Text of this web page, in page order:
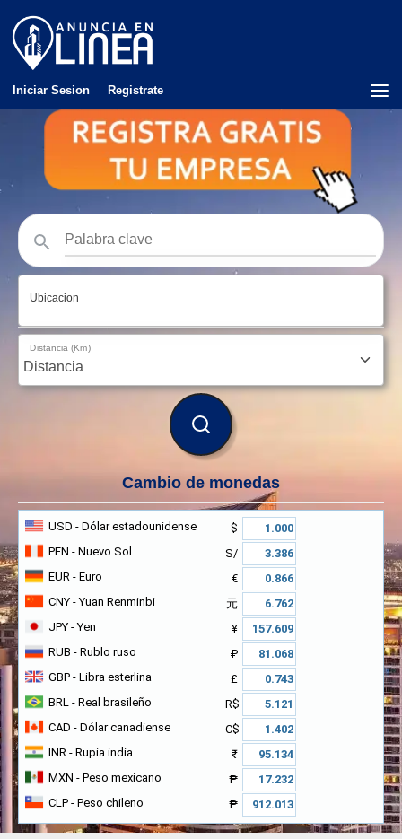
Iniciar Sesion Registrate
Ubicacion
Distancia (Km)
BUSCAR
Cambio de monedas
USD - Dólar estadounidense
$
PEN - Nuevo Sol
S/
EUR - Euro
€
CNY - Yuan Renminbi
元
JPY - Yen
¥
RUB - Rublo ruso
₽
GBP - Libra esterlina
£
BRL - Real brasileño
R$
CAD - Dólar canadiense
C$
INR - Rupia india
₹
MXN - Peso mexicano
₱
CLP - Peso chileno ₱